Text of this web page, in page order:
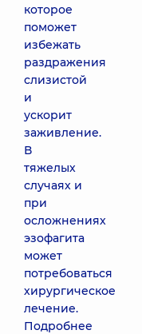
которое
поможет
избежать
раздражения
слизистой
и
ускорит
заживление.
В
тяжелых
случаях и
при
осложнениях
эзофагита
может
потребоваться
хирургическое
лечение.
Подробнее